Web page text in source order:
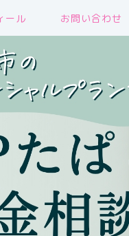
ール お問い合わせ